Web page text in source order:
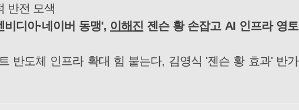
반전 모색
디아·네이버 동맹', 이해진 젠슨 황 손잡고 AI 인프라 영토
반도체 인프라 확대 힘 붙는다, 김영식 '젠슨 황 효과' 반가